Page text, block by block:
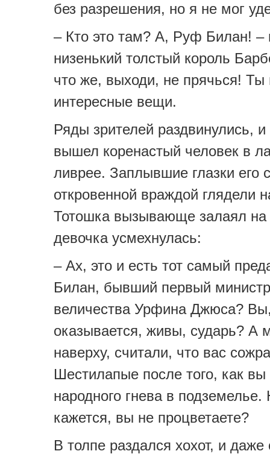
без разрешения, но я не мог
– Кто это там? А, Руф Билан! –
низенький толстый король
что же, выходи, не прячься! Ты
интересные вещи.
Ряды зрителей раздвинулись,
вышел коренастый человек в
ливрее. Заплывшие глазки его с
откровенной враждой глядели
Тотошка вызывающе залаял
девочка усмехнулась:
– Ах, это и есть тот самый
Билан, бывший первый
величества Урфина Джюса?
оказывается, живы, сударь? А
наверху, считали, что вас
Шестилапые после того, как вы
народного гнева в подземелье.
кажется, вы не процветаете?
В толпе раздался хохот, и даже